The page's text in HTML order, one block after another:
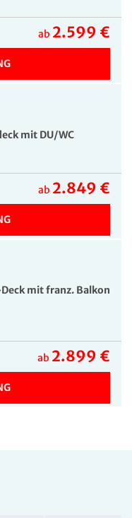
ab 2.599 €
mit DU/WC
ab 2.849 €
mit franz. Balkon
ab 2.899 €